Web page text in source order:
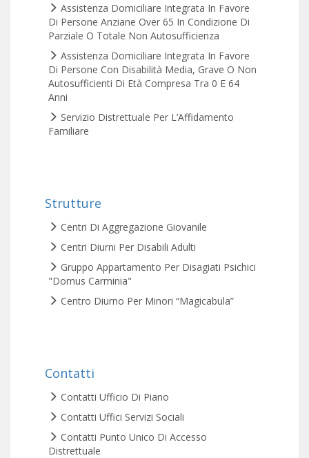
Assistenza Domiciliare Integrata In Favore
Di Persone Anziane Over 65 In Condizione Di
Parziale O Totale Non Autosufficienza
Assistenza Domiciliare Integrata In Favore
Di Persone Con Disabilità Media, Grave O Non
Autosufficienti Di Età Compresa Tra 0 E 64
Anni
Servizio Distrettuale Per L’Affidamento
Familiare
Strutture
Centri Di Aggregazione Giovanile
Centri Diurni Per Disabili Adulti
Gruppo Appartamento Per Disagiati Psichici
"Domus Carminia"
Centro Diurno Per Minori “Magicabula”
Contatti
Contatti Ufficio Di Piano
Contatti Uffici Servizi Sociali
Contatti Punto Unico Di Accesso
Distrettuale